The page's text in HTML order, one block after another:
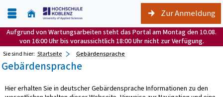
Zur Anmeldung
Aufgrund von Wartungsarbeiten steht das Portal am Montag den 10.08.
von 16:00 Uhr bis voraussichtlich 18:00 Uhr nicht zur Verfügung.
Sie sind hier: Startseite Gebärdensprache
Gebärdensprache
Hier erhalten Sie in deutscher Gebärdensprache Informationen zu den